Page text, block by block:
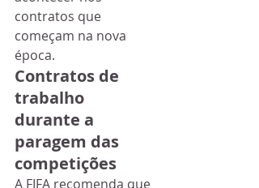
contratos que
começam na nova
época.
Contratos de
trabalho
durante a
paragem das
competições
A FIFA recomenda que